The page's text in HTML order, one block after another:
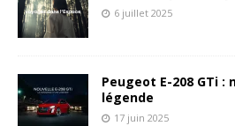
6 juillet 2025
Peugeot E-208 GTi :
légende
17 juin 2025